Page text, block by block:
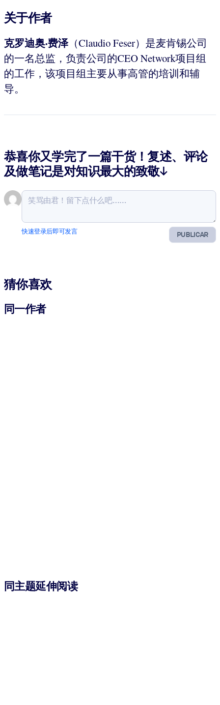
关于作者
克罗迪奥·费泽（Claudio Feser）是麦肯锡公司
的一名总监，负责公司的CEO Network项目组
的工作，该项目组主要从事高管的培训和辅
导。
恭喜你又学完了一篇干货！复述、评论
及做笔记是对知识最大的致敬↓
PUBLICAR
快速登录后即可发言
猜你喜欢
同一作者
同主题延伸阅读